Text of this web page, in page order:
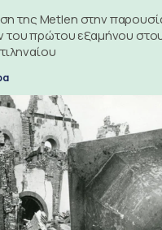
της Metlen στην
του πρώτου εξαμήνου